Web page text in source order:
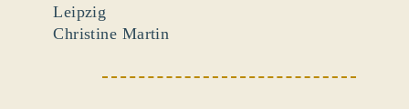
Leipzig
Christine Martin